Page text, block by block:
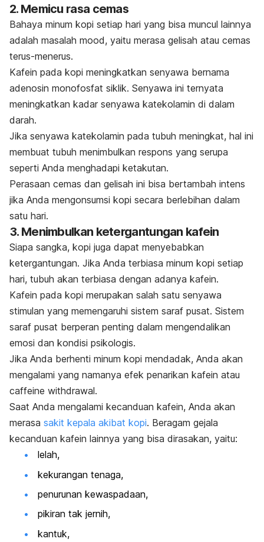
2. Memicu rasa cemas
Bahaya minum kopi setiap hari yang bisa muncul lainnya
adalah masalah mood, yaitu merasa gelisah atau cemas
terus-menerus.
Kafein pada kopi meningkatkan senyawa bernama
adenosin monofosfat siklik. Senyawa ini ternyata
meningkatkan kadar senyawa katekolamin di dalam
darah.
Jika senyawa katekolamin pada tubuh meningkat, hal ini
membuat tubuh menimbulkan respons yang serupa
seperti Anda menghadapi ketakutan.
Perasaan cemas dan gelisah ini bisa bertambah intens
jika Anda mengonsumsi kopi secara berlebihan dalam
satu hari.
3. Menimbulkan ketergantungan kafein
Siapa sangka, kopi juga dapat menyebabkan
ketergantungan. Jika Anda terbiasa minum kopi setiap
hari, tubuh akan terbiasa dengan adanya kafein.
Kafein pada kopi merupakan salah satu senyawa
stimulan yang memengaruhi sistem saraf pusat. Sistem
saraf pusat berperan penting dalam mengendalikan
emosi dan kondisi psikologis.
Jika Anda berhenti minum kopi mendadak, Anda akan
mengalami yang namanya efek penarikan kafein atau
caffeine withdrawal.
Saat Anda mengalami kecanduan kafein, Anda akan
merasa sakit kepala akibat kopi. Beragam gejala
kecanduan kafein lainnya yang bisa dirasakan, yaitu:
lelah,
kekurangan tenaga,
penurunan kewaspadaan,
pikiran tak jernih,
kantuk,